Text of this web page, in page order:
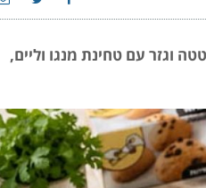
וגזר עם טחינת מנגו וליים,